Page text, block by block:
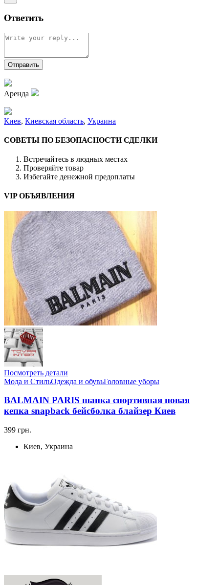
Ответить
Аренда
Киев, Киевская область, Украина
СОВЕТЫ ПО БЕЗОПАСНОСТИ СДЕЛКИ
Встречайтесь в людных местах
Проверяйте товар
Избегайте денежной предоплаты
VIP ОБЪЯВЛЕНИЯ
Посмотреть детали
Мода и СтильОдежда и обувьГоловные уборы
BALMAIN PARIS шапка спортивная новая
кепка snapback бейсболка блайзер Киев
399 грн.
Киев, Украина